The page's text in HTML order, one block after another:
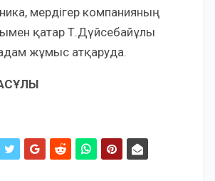
мердігер компанияның
қатар Т.Дүйсебайұлы
жұмыс атқаруда.